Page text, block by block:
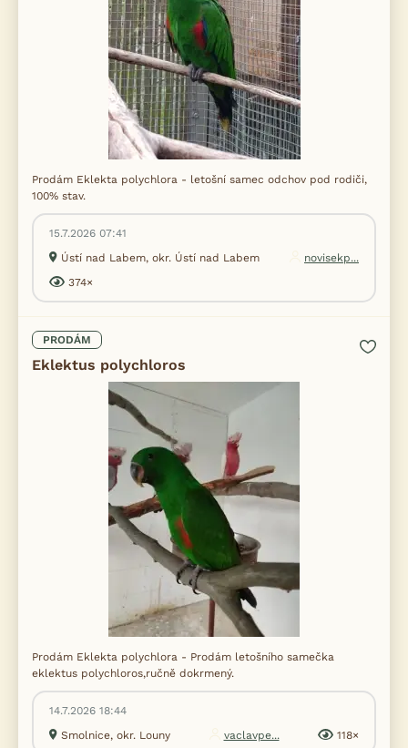
Prodám Eklekta polychlora - letošní samec odchov pod rodiči,
100% stav.
15.7.2026 07:41
Ústí nad Labem, okr. Ústí nad Labem
novisekp...
374×
PRODÁM
Eklektus polychloros
Prodám Eklekta polychlora - Prodám letošního samečka
eklektus polychloros,ručně dokrmený.
14.7.2026 18:44
Smolnice, okr. Louny
vaclavpe... 118×